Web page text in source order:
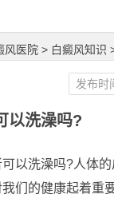
风医院 > 白癜风知识
以洗澡吗?
发布时
洗澡吗?人体的
们的健康起着重